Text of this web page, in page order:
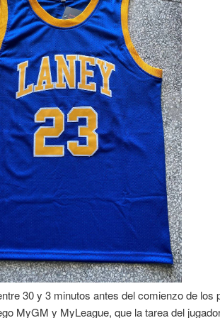
30 y 3 minutos antes del comienzo de los
MyGM y MyLeague, que la tarea del